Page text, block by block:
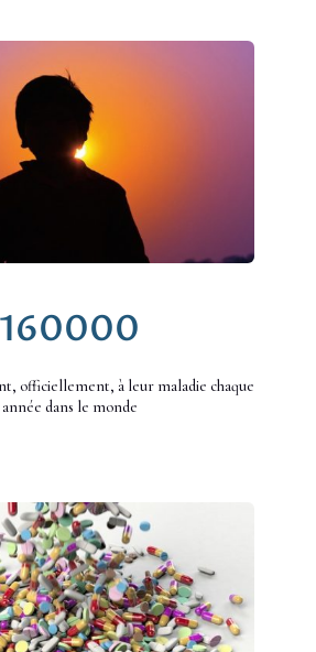
160000
officiellement, à leur maladie chaque
année dans le monde